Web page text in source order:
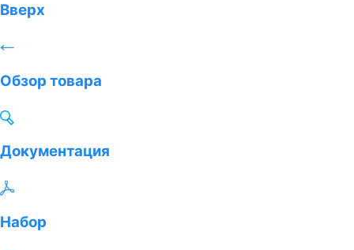
Вверх
Обзор товара
Документация
Набор